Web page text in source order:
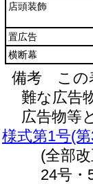
店頭装飾
置広告
横断幕
備考 この
難な広告
広告物等
様式第1号(
(全部
24号・